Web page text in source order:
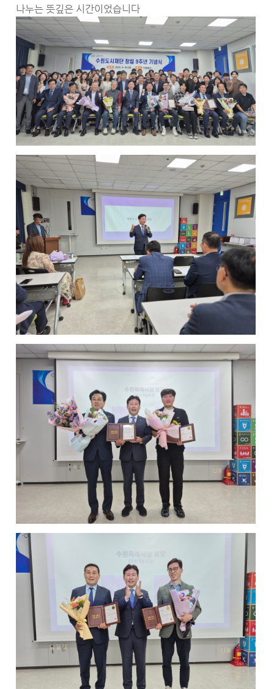
나누는 뜻깊은 시간이었습니다